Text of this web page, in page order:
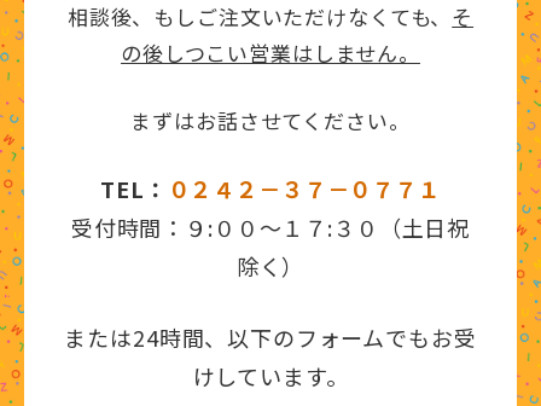
相談後、もしご注文いただけなくても、 そ
の後しつこい営業はしません。
まずはお話させてください。
TEL： ０２４２－３７－０７７１
受付時間：９:００～１７:３０（土日祝
除く）
または24時間、以下のフォームでもお受
けしています。